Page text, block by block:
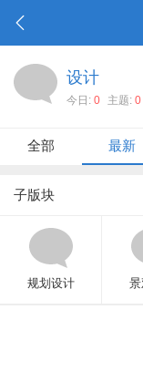
设计
今日: 0 主题: 0
全部 最新
子版块
规划设计